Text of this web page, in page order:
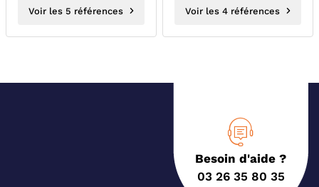
Voir les 5 références Voir les 4 références
Besoin d'aide ?
03 26 35 80 35